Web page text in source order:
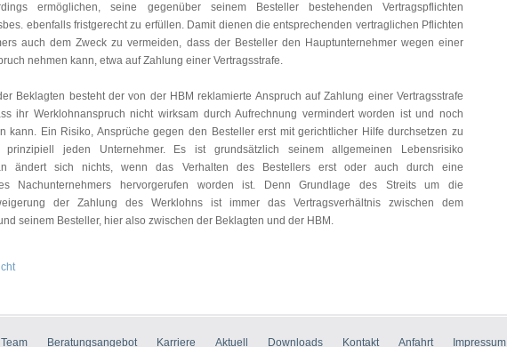
ermöglichen, seine gegenüber seinem Besteller bestehenden Vertragspflichten
ebenfalls fristgerecht zu erfüllen. Damit dienen die entsprechenden vertraglichen Pflichten
auch dem Zweck zu vermeiden, dass der Besteller den Hauptunternehmer wegen einer
nehmen kann, etwa auf Zahlung einer Vertragsstrafe.
Beklagten besteht der von der HBM reklamierte Anspruch auf Zahlung einer Vertragsstrafe
ihr Werklohnanspruch nicht wirksam durch Aufrechnung vermindert worden ist und noch
kann. Ein Risiko, Ansprüche gegen den Besteller erst mit gerichtlicher Hilfe durchsetzen zu
jeden Unternehmer. Es ist grundsätzlich seinem allgemeinen Lebensrisiko
ändert sich nichts, wenn das Verhalten des Bestellers erst oder auch durch eine
Nachunternehmers hervorgerufen worden ist. Denn Grundlage des Streits um die
der Zahlung des Werklohns ist immer das Vertragsverhältnis zwischen dem
seinem Besteller, hier also zwischen der Beklagten und der HBM.
Team Beratungsangebot Karriere Aktuell Downloads Kontakt Anfahrt Impressum